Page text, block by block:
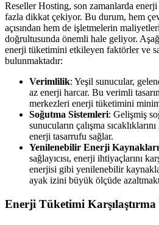
Reseller Hosting, son zamanlarda
fazla dikkat çekiyor. Bu durum, hem
açısından hem de işletmelerin
doğrultusunda önemli hale geliyor.
enerji tüketimini etkileyen faktörler ve
bulunmaktadır:
Verimlilik: Yeşil sunucular,
az enerji harcar. Bu verimli
merkezleri enerji tüketimini
Soğutma Sistemleri: Gelişmiş
sunucuların çalışma
enerji tasarrufu sağlar.
Yenilenebilir Enerji Kaynakları
sağlayıcısı, enerji ihtiyaçlarını
enerjisi gibi yenilenebilir
ayak izini büyük ölçüde
Enerji Tüketimi Karşılaştırma